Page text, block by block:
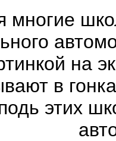
многие
на
в
этих